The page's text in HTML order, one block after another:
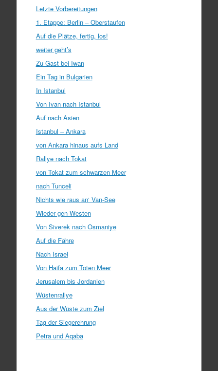
Letzte Vorbereitungen
1. Etappe: Berlin – Oberstaufen
Auf die Plätze, fertig, los!
weiter geht’s
Zu Gast bei Iwan
Ein Tag in Bulgarien
In Istanbul
Von Ivan nach Istanbul
Auf nach Asien
Istanbul – Ankara
von Ankara hinaus aufs Land
Rallye nach Tokat
von Tokat zum schwarzen Meer
nach Tunceli
Nichts wie raus an‘ Van-See
Wieder gen Westen
Von Siverek nach Osmaniye
Auf die Fähre
Nach Israel
Von Haifa zum Toten Meer
Jerusalem bis Jordanien
Wüstenrallye
Aus der Wüste zum Ziel
Tag der Siegerehrung
Petra und Aqaba